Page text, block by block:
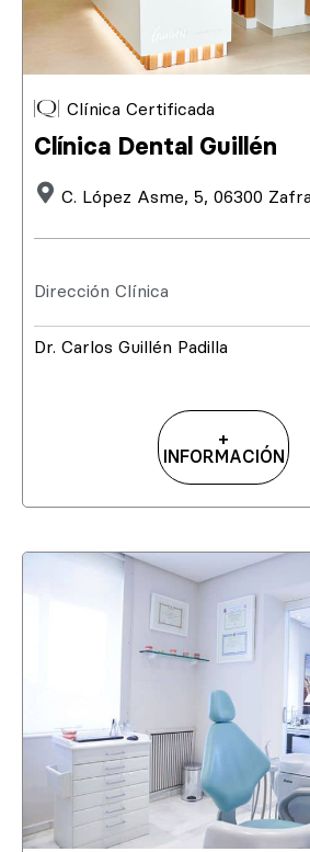
Clínica Certificada
Clínica Dental Guillén
C. López Asme, 5, 06300
Dirección Clínica
Dr. Carlos Guillén Padilla
+
INFORMACIÓN